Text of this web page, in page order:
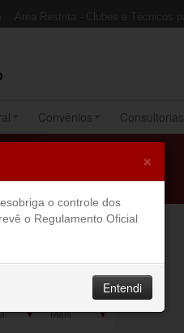
Convênios Consultorias
▼ Mais ▼
×
o controle dos
o Regulamento Oficial
Entendi